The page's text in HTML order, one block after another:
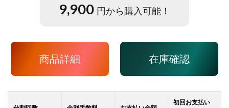
9,900 円から購入可能！
商品詳細 在庫確認